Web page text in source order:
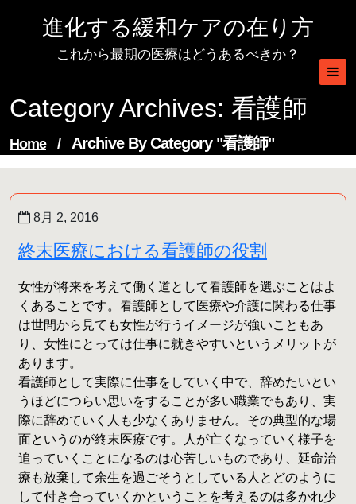
進化する緩和ケアの在り方
これから最期の医療はどうあるべきか？
Category Archives: 看護師
Home / Archive By Category "看護師"
8月 2, 2016
終末医療における看護師の役割
女性が将来を考えて働く道として看護師を選ぶことはよ
くあることです。看護師として医療や介護に関わる仕事
は世間から見ても女性が行うイメージが強いこともあ
り、女性にとっては仕事に就きやすいというメリットが
あります。
看護師として実際に仕事をしていく中で、辞めたいとい
うほどにつらい思いをすることが多い職業でもあり、実
際に辞めていく人も少なくありません。その典型的な場
面というのが終末医療です。人が亡くなっていく様子を
追っていくことになるのは心苦しいものであり、延命治
療も放棄して余生を過ごそうとしている人とどのように
して付き合っていくかということを考えるのは多かれ少